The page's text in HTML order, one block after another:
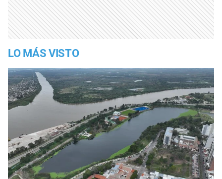
LO MÁS VISTO